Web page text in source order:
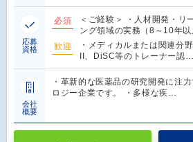
応募
資格
必須
＜ご経験＞ ・人材開発・リ
ング領域の実務（8～10年
歓迎
・メディカルまたは関連分
II、DiSC等のトレーナー認…
会社
概要
・革新的な医薬品の研究開発に注
ロジー企業です。 ・多様な疾…